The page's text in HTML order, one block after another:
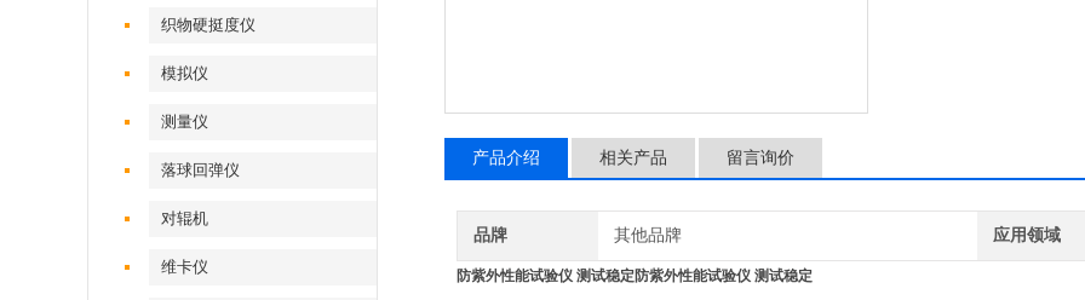
织物硬挺度仪
模拟仪
测量仪
落球回弹仪
对辊机
维卡仪
产品介绍 相关产品 留言询价
品牌 其他品牌 应用领域
防紫外性能试验仪 测试稳定防紫外性能试验仪 测试稳定